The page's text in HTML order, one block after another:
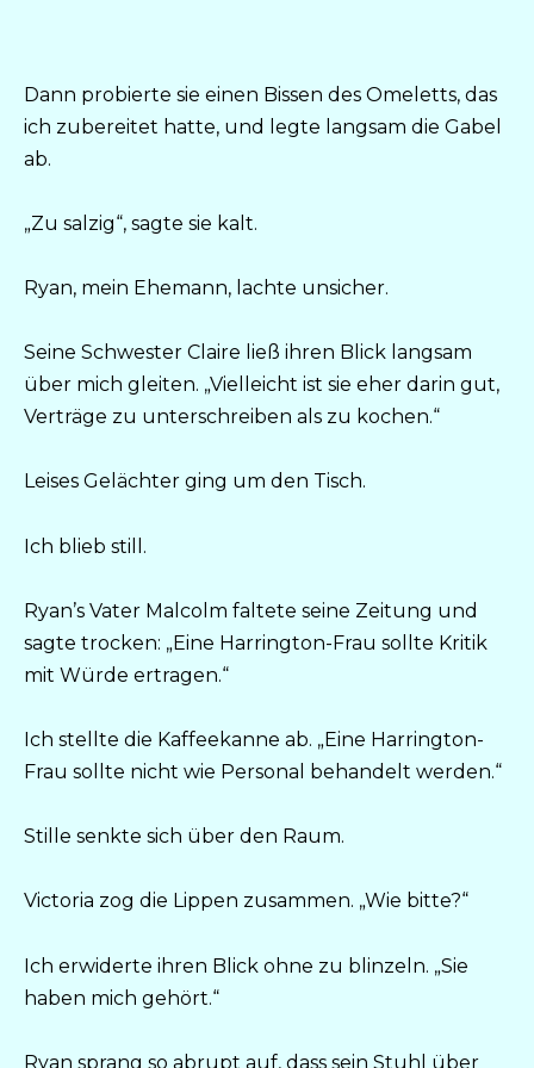
Dann probierte sie einen Bissen des Omeletts, das
ich zubereitet hatte, und legte langsam die Gabel
ab.
„Zu salzig“, sagte sie kalt.
Ryan, mein Ehemann, lachte unsicher.
Seine Schwester Claire ließ ihren Blick langsam
über mich gleiten. „Vielleicht ist sie eher darin gut,
Verträge zu unterschreiben als zu kochen.“
Leises Gelächter ging um den Tisch.
Ich blieb still.
Ryan’s Vater Malcolm faltete seine Zeitung und
sagte trocken: „Eine Harrington-Frau sollte Kritik
mit Würde ertragen.“
Ich stellte die Kaffeekanne ab. „Eine Harrington-
Frau sollte nicht wie Personal behandelt werden.“
Stille senkte sich über den Raum.
Victoria zog die Lippen zusammen. „Wie bitte?“
Ich erwiderte ihren Blick ohne zu blinzeln. „Sie
haben mich gehört.“
Ryan sprang so abrupt auf, dass sein Stuhl über